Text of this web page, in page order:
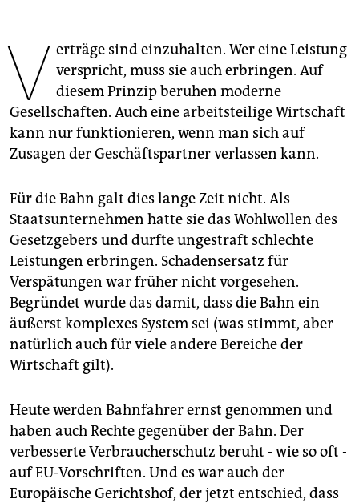
abo
genossenschaft
epaper login
V erträge sind einzuhalten. Wer eine Leistung
verspricht, muss sie auch erbringen. Auf
diesem Prinzip beruhen moderne
Gesellschaften. Auch eine arbeitsteilige Wirtschaft
kann nur funktionieren, wenn man sich auf
Zusagen der Geschäftspartner verlassen kann.
Für die Bahn galt dies lange Zeit nicht. Als
Staatsunternehmen hatte sie das Wohlwollen des
Gesetzgebers und durfte ungestraft schlechte
Leistungen erbringen. Schadensersatz für
Verspätungen war früher nicht vorgesehen.
Begründet wurde das damit, dass die Bahn ein
äußerst komplexes System sei (was stimmt, aber
natürlich auch für viele andere Bereiche der
Wirtschaft gilt).
Heute werden Bahnfahrer ernst genommen und
haben auch Rechte gegenüber der Bahn. Der
verbesserte Verbraucherschutz beruht - wie so oft -
auf EU-Vorschriften. Und es war auch der
Europäische Gerichtshof, der jetzt entschied, dass